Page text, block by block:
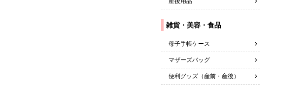
雑貨・美容・食品
母子手帳ケース
マザーズバッグ
便利グッズ（産前・産後）